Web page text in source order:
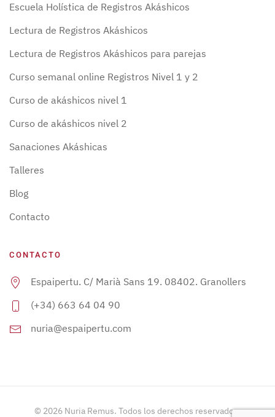
Escuela Holística de Registros Akáshicos
Lectura de Registros Akáshicos
Lectura de Registros Akáshicos para parejas
Curso semanal online Registros Nivel 1 y 2
Curso de akáshicos nivel 1
Curso de akáshicos nivel 2
Sanaciones Akáshicas
Talleres
Blog
Contacto
CONTACTO
Espaipertu. C/ Marià Sans 19. 08402. Granollers
(+34) 663 64 04 90
nuria@espaipertu.com
© 2026 Nuria Remus. Todos los derechos reservados.